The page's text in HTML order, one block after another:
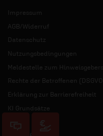
Impressum
AGB/Widerruf
Datenschutz
Nutzungsbedingungen
Meldestelle zum
Rechte der Betroffenen
Erklärung zur Barrierefreiheit
KI Grundsätze